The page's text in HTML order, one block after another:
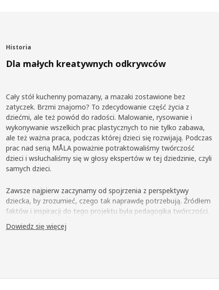
Historia
Dla małych kreatywnych odkrywców
Cały stół kuchenny pomazany, a mazaki zostawione bez
zatyczek. Brzmi znajomo? To zdecydowanie część życia z
dziećmi, ale też powód do radości. Malowanie, rysowanie i
wykonywanie wszelkich prac plastycznych to nie tylko zabawa,
ale też ważna praca, podczas której dzieci się rozwijają. Podczas
prac nad serią MÅLA poważnie potraktowaliśmy twórczość
dzieci i wsłuchaliśmy się w głosy ekspertów w tej dziedzinie, czyli
samych dzieci.
Zawsze najpierw zaczynamy od spojrzenia z perspektywy
dziecka, by zrozumieć, czego tak naprawdę potrzebują. Źródłem
faktów i inspiracji do tego projektu była pedagogika twórczości.
„Zdaliśmy sobie sprawę, że kreatywność nie jest formą zabawy.
Dzieci to mali badacze, którzy używają twórczości, aby
Dowiedz się więcej